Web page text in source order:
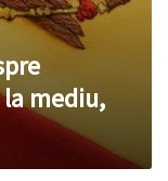
mediu,